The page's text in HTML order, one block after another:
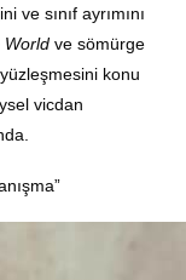
ve sınıf ayrımını
World ve sömürge
yüzleşmesini konu
vicdan